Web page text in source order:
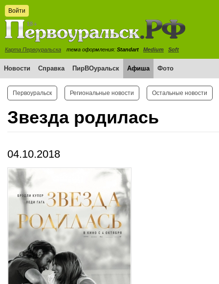
Войти
Карта Первоуральска тема оформления: Standart Medium Soft
Новости Справка ПирВОуральск Афиша Фото
Первоуральск Региональные новости Остальные новости
Звезда родилась
04.10.2018